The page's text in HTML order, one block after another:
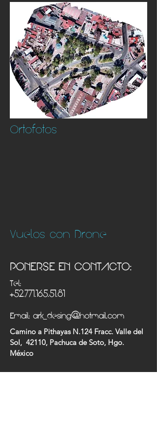
Ortofotos
Vuelos con Drone
PONERSE EN CONTACTO:
Tel:
+52.771.165.51.81
Email: ark_desing@hotmail.com
Camino a Pithayas N.124 Fracc. Valle del
Sol, 42110, Pachuca de Soto, Hgo.
México